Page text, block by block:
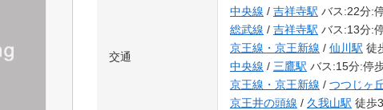
交通
中央線 / 吉祥寺駅 バス:22分:
総武線 / 吉祥寺駅 バス:13分:
京王線・京王新線 / 仙川駅 徒
中央線 / 三鷹駅 バス:15分:停
京王線・京王新線 / つつじヶ
京王井の頭線 / 久我山駅 徒歩